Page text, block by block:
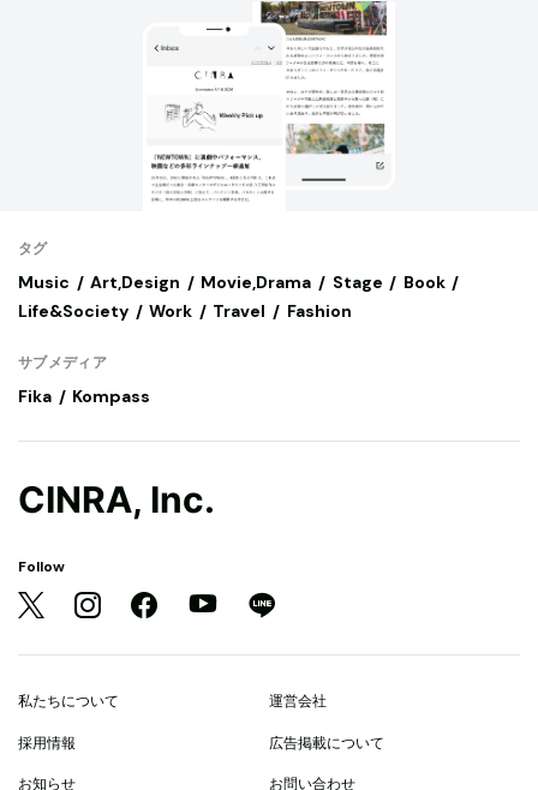
タグ
Music Art,Design Movie,Drama Stage
Book
Life&Society
Work Travel Fashion
サブメディア
Fika Kompass
CINRA, Inc.
Follow
私たちについて 運営会社
採用情報 広告掲載について
お知らせ お問い合わせ